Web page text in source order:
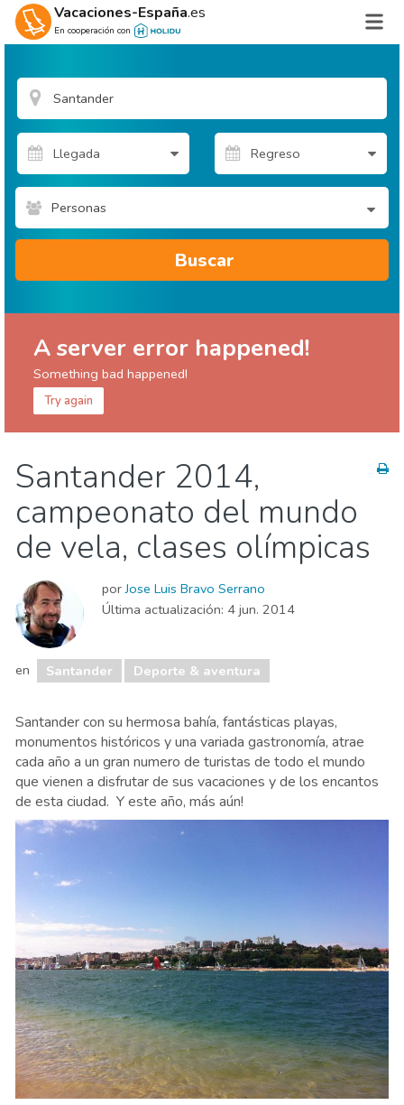
Vacaciones-España.es
En cooperación con
Personas
Buscar
A server error happened!
Something bad happened!
Try again
Comida & Restaurantes
Deporte & aventura
Familia & niños
Museos & Arte
Naturaleza & aire libre
Santander 2014,
campeonato del mundo
de vela, clases olímpicas
porJose Luis Bravo Serrano
Última actualización: 4 jun. 2014
en Santander Deporte & aventura
Santander con su hermosa bahía, fantásticas playas,
monumentos históricos y una variada gastronomía, atrae
cada año a un gran numero de turistas de todo el mundo
que vienen a disfrutar de sus vacaciones y de los encantos
de esta ciudad. Y este año, más aún!